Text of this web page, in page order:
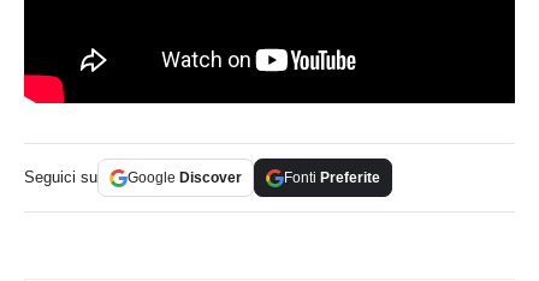
Seguici su Google Discover Fonti Preferite